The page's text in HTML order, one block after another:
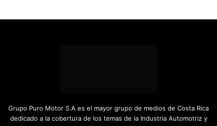
Grupo Puro Motor S.A es el mayor grupo de medios de Costa Rica
dedicado a la cobertura de los temas de la Industria Automotriz y